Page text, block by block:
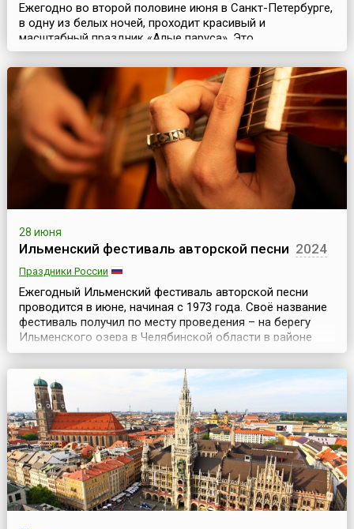
Ежегодно во второй половине июня в Санкт-Петербурге,
в одну из белых ночей, проходит красивый и
масштабный праздник «Алые паруса». Это
общегородской праздник выпускников средних школ
северной столицы России. Хотя фиксированной даты у
него нет, но, как правило, он проводится в субботу,
максимально ближайшую к самой светлой ночи. Но
никогда не 22 июня — День памяти и скорби.Девизом
праздника...
28 июня
Ильменский фестиваль авторской песни 2024
Праздники России
Ежегодный Ильменский фестиваль авторской песни
проводится в июне, начиная с 1973 года. Своё название
фестиваль получил по месту проведения – на берегу
Ильменского озера в Челябинской области в районе
Ильменской турбазы возле города Миасс. Фестиваль
известен ещё под названиями «Ильмены», «Ильмень»,
«Ильменка», также образованными от названия места
проведения мероприятия. Но с 2025 года его реше...